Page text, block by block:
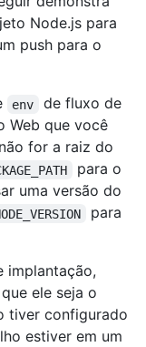
Node.js para
push para o
env
de fluxo de
Web que você
for a raiz do
para o
uma versão do
para
implantação,
ele seja o
tiver configurado
estiver em um